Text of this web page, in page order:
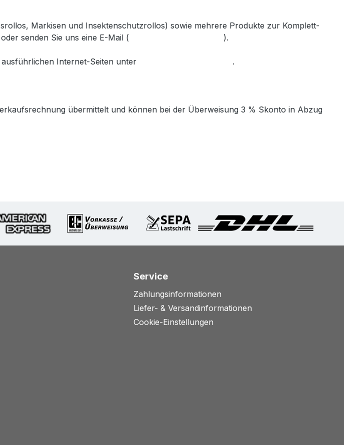
Markisen und Insektenschutzrollos) sowie mehrere Produkte zur Komplett-
senden Sie uns eine E-Mail (
).
Internet-Seiten unter .
übermittelt und können bei der Überweisung 3 % Skonto in Abzug
Service
Zahlungsinformationen
Liefer- & Versandinformationen
Cookie-Einstellungen